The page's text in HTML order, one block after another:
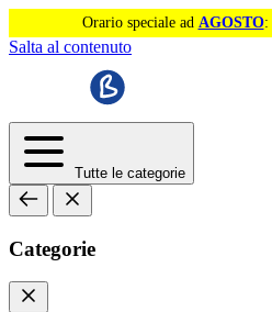
Orario speciale ad AGOSTO:
Salta al contenuto
Tutte le categorie
Categorie